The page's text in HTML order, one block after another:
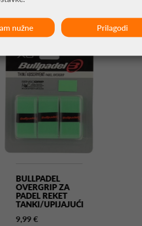
BULLPADEL
OVERGRIP ZA
PADEL REKET
TANKI/UPIJAJUĆI
9,99 €
nužne Prilagodi